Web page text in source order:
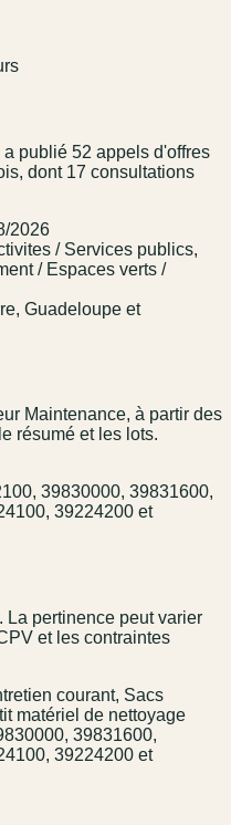
publié 52 appels d'offres
dont 17 consultations
2026
/ Services publics,
/ Espaces verts /
Guadeloupe et
Maintenance, à partir des
résumé et les lots.
39830000, 39831600,
39224200 et
La pertinence peut varier
et les contraintes
courant, Sacs
matériel de nettoyage
39831600,
39224200 et